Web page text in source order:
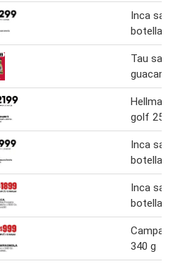
Inca
botella
Tau
golf 250
Inca
botella
Inca
botella
340 g